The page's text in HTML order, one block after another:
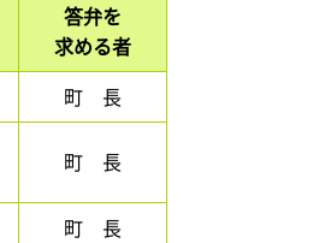
答弁を
求める者
町 長
町 長
町 長